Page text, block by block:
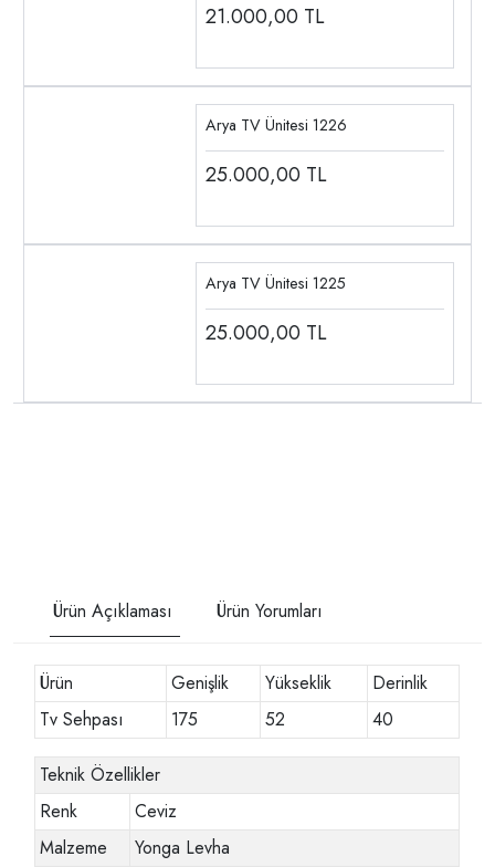
21.000,00 TL
Arya TV Ünitesi 1226
25.000,00 TL
Arya TV Ünitesi 1225
25.000,00 TL
Ürün Açıklaması Ürün Yorumları
Ürün Genişlik Yükseklik
Derinlik
Tv Sehpası
175 52 40
Teknik Özellikler
Renk
Ceviz
Malzeme
Yonga Levha